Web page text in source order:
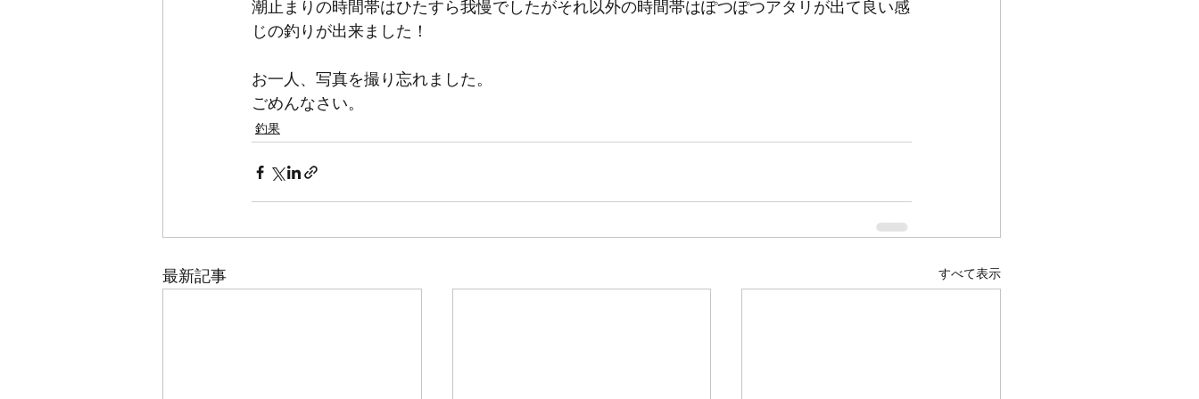
潮止まりの時間帯はひたすら我慢でしたがそれ以外の時間帯はぽつぽつアタリが出て良い感
じの釣りが出来ました！
お一人、写真を撮り忘れました。
ごめんなさい。
釣果
最新記事 すべて表示